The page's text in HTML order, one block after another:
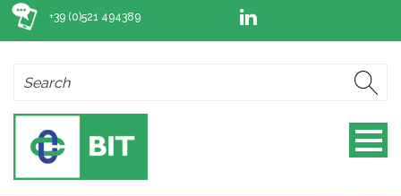
+39 (0)521 494389